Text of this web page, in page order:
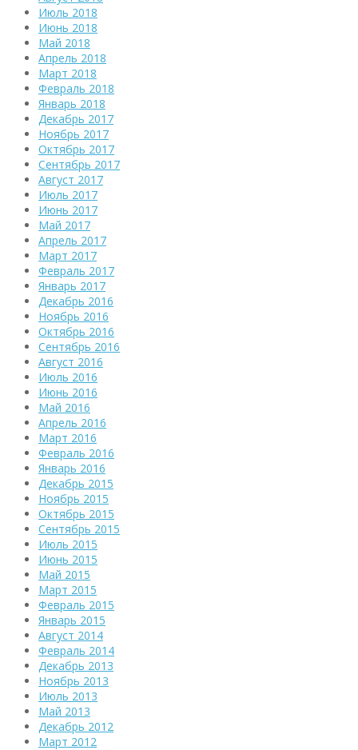
Июль 2018
Июнь 2018
Май 2018
Апрель 2018
Март 2018
Февраль 2018
Январь 2018
Декабрь 2017
Ноябрь 2017
Октябрь 2017
Сентябрь 2017
Август 2017
Июль 2017
Июнь 2017
Май 2017
Апрель 2017
Март 2017
Февраль 2017
Январь 2017
Декабрь 2016
Ноябрь 2016
Октябрь 2016
Сентябрь 2016
Август 2016
Июль 2016
Июнь 2016
Май 2016
Апрель 2016
Март 2016
Февраль 2016
Январь 2016
Декабрь 2015
Ноябрь 2015
Октябрь 2015
Сентябрь 2015
Июль 2015
Июнь 2015
Май 2015
Март 2015
Февраль 2015
Январь 2015
Август 2014
Февраль 2014
Декабрь 2013
Ноябрь 2013
Июль 2013
Май 2013
Декабрь 2012
Март 2012